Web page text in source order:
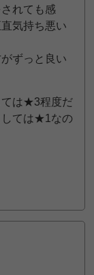
れても感
気持ち悪い
ずっと良い
ては★3程度だ
しては★1なの